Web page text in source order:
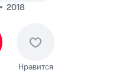
2018
Нравится